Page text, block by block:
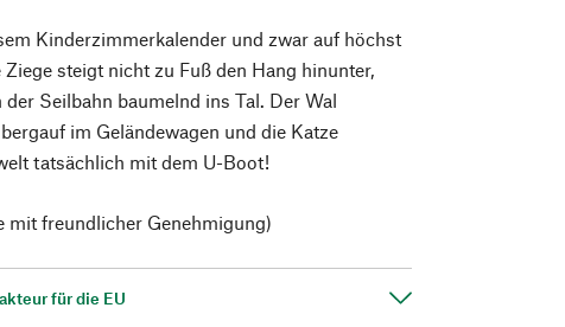
Kinderzimmerkalender und zwar auf höchst
steigt nicht zu Fuß den Hang hinunter,
Seilbahn baumelnd ins Tal. Der Wal
im Geländewagen und die Katze
tatsächlich mit dem U-Boot!
mit freundlicher Genehmigung)
für die EU